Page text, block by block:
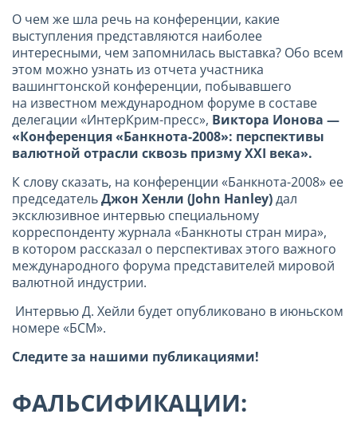
О чем же шла речь на конференции, какие
выступления представляются наиболее
интересными, чем запомнилась выставка? Обо всем
этом можно узнать из отчета участника
вашингтонской конференции, побывавшего
на известном международном форуме в составе
делегации «ИнтерКрим-пресс», Виктора Ионова —
«Конференция «Банкнота-2008»: перспективы
валютной отрасли сквозь призмуXXI века».
К слову сказать, на конференции «Банкнота-2008» ее
председательДжон Хенли (John Hanley)дал
эксклюзивное интервью специальному
корреспонденту журнала «Банкноты стран мира»,
в котором рассказал о перспективах этого важного
международного форума представителей мировой
валютной индустрии.
Интервью Д. Хейли будет опубликовано в июньском
номере «БСМ».
Следите за нашими публикациями!
ФАЛЬСИФИКАЦИИ: